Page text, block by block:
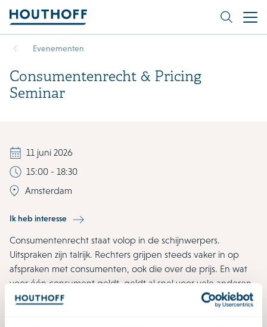
Evenementen
Consumentenrecht & Pricing
Seminar
11 juni 2026
15:00 - 18:30
Amsterdam
Ik heb interesse
Consumentenrecht staat volop in de schijnwerpers.
Uitspraken zijn talrijk. Rechters grijpen steeds vaker in op
afspraken met consumenten, ook die over de prijs. En wat
voor één consument geldt, geldt al snel voor vele anderen.
De financiële en reputatierisico’s zijn daarmee groter dan
ooit: massaclaims, handhavingsacties door toezichthouders